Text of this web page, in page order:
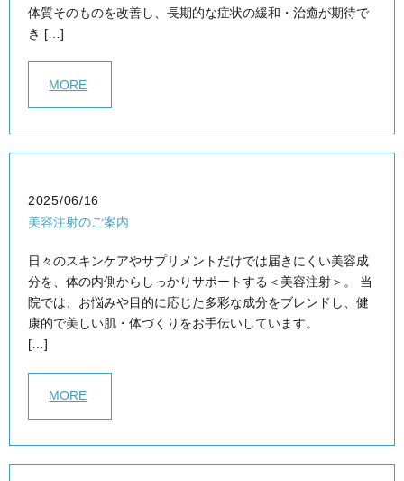
体質そのものを改善し、長期的な症状の緩和・治癒が期待で
き […]
MORE
2025/06/16
美容注射のご案内
日々のスキンケアやサプリメントだけでは届きにくい美容成
分を、体の内側からしっかりサポートする＜美容注射＞。 当
院では、お悩みや目的に応じた多彩な成分をブレンドし、健
康的で美しい肌・体づくりをお手伝いしています。
[…]
MORE